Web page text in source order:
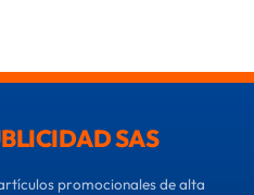
SAS
promocionales de alta